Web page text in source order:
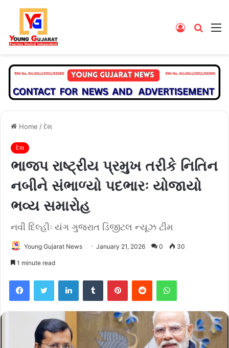
Search
Log
Home /દેશ
દેશ
ભાજપ રાષ્ટ્રીય પ્રમુખ તરીકે નિતિન
નબીને સંભાળ્યો પદભારઃ યોજાયો
ભવ્ય સમારોહ
નવી દિલ્હીઃ યંગ ગુજરાત ડિજીટલ ન્યૂઝ ટીમ
Young Gujarat News January 21, 2026 0 30
1 minute read
FacebookTwitter LinkedInTumblr PinterestReddit WhatsApp